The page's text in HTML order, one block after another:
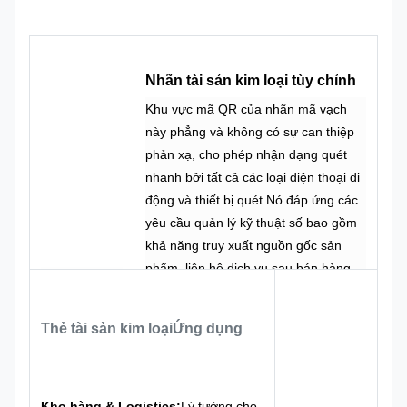
100% tùy
Nhãn tài sản kim loại tùy chỉnh
Khu vực mã QR của nhãn mã vạch
này phẳng và không có sự can thiệp
phản xạ, cho phép nhận dạng quét
nhanh bởi tất cả các loại điện thoại di
động và thiết bị quét.Nó đáp ứng các
yêu cầu quản lý kỹ thuật số bao gồm
khả năng truy xuất nguồn gốc sản
phẩm, liên hệ dịch vụ sau bán hàng
Các sản phẩm của chúng tôi hỗ trợ
Thẻ tài sản kim loạiỨng dụng